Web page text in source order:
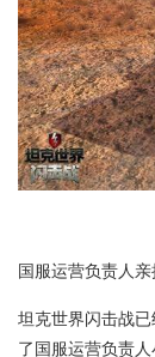
国服运营负责人亲
坦克世界闪击战
了国服运营负责